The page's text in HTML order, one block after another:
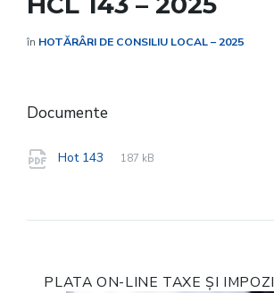
în HOTĂRÂRI DE CONSILIU LOCAL – 2025
Documente
Hot 143
File
pdf
File
187 kB
PLATA ON-LINE TAXE ȘI